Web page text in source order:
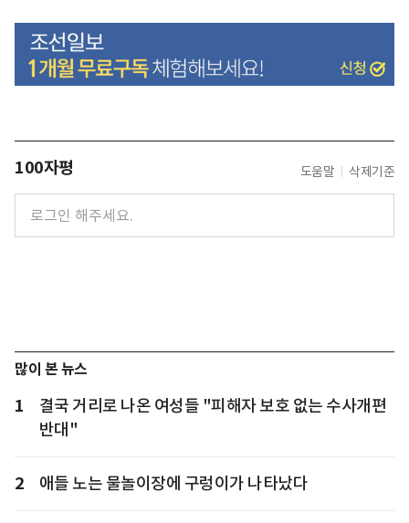
100자평 도움말 삭제기준
많이 본 뉴스
1
결국 거리로 나온 여성들 "피해자 보호 없는 수사개편
반대"
2 애들 노는 물놀이장에 구렁이가 나타났다